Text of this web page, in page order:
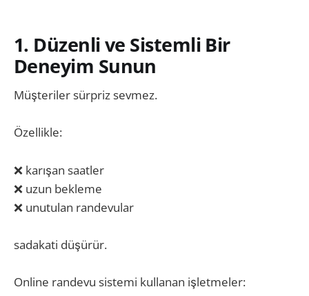
1. Düzenli ve Sistemli Bir
Deneyim Sunun
Müşteriler sürpriz sevmez.
Özellikle:
❌ karışan saatler
❌ uzun bekleme
❌ unutulan randevular
sadakati düşürür.
Online randevu sistemi kullanan işletmeler: